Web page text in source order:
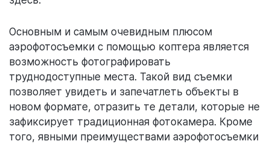
Основным и самым очевидным плюсом
аэрофотосъемки с помощью коптера является
возможность фотографировать
труднодоступные места. Такой вид съемки
позволяет увидеть и запечатлеть объекты в
новом формате, отразить те детали, которые не
зафиксирует традиционная фотокамера. Кроме
того, явными преимуществами аэрофотосъемки